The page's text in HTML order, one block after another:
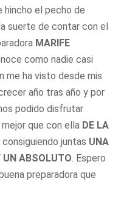
hincho el pecho de
suerte de contar con el
MARIFE
como nadie casi
me ha visto desde mis
año tras año y por
podido disfrutar
que con ella DE LA
consiguiendo juntas UNA
UN ABSOLUTO . Espero
preparadora que